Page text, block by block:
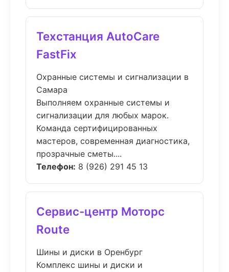
Техстанция AutoCare
FastFix
Охранные системы и сигнализации в
Самара
Выполняем охранные системы и
сигнализации для любых марок.
Команда сертифицированных
мастеров, современная диагностика,
прозрачные сметы....
Телефон: 8 (926) 291 45 13
Сервис-центр Моторс
Route
Шины и диски в Оренбург
Комплекс шины и диски и